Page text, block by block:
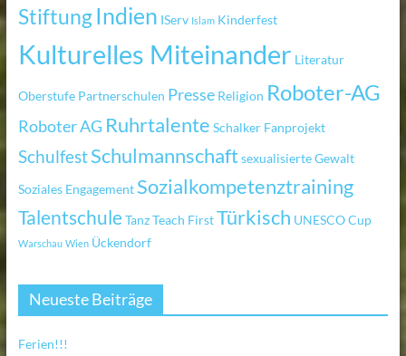
StiftungIndien IServ Islam Kinderfest
Kulturelles Miteinander Literatur
Oberstufe Partnerschulen Presse Religion Roboter-AG
Roboter AG Ruhrtalente Schalker Fanprojekt
SchulfestSchulmannschaftsexualisierte Gewalt
Soziales Engagement Sozialkompetenztraining
TalentschuleTanzTeach FirstTürkisch UNESCO Cup
Warschau Wien Ückendorf
Neueste Beiträge
Ferien!!!